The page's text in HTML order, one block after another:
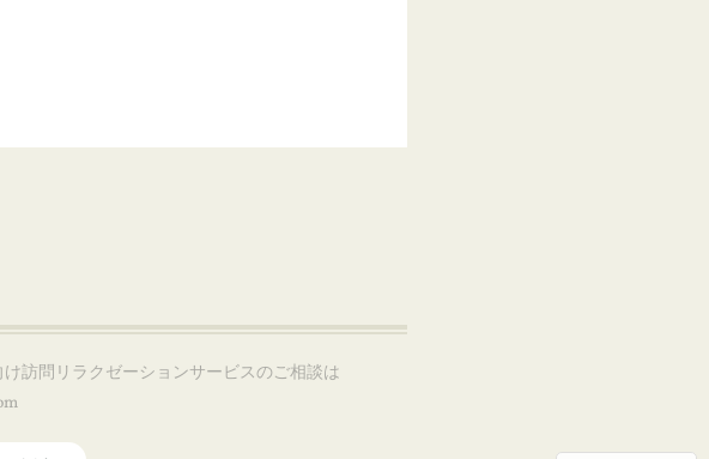
訪問リラクゼーションサービスのご相談は